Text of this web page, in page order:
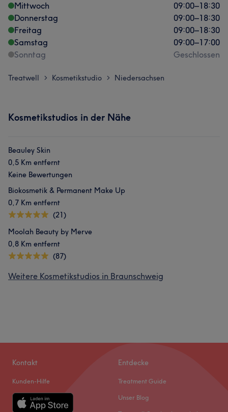
Mittwoch
09:00–18:30
Donnerstag
09:00–18:30
Freitag
09:00–18:30
Samstag
09:00–17:00
Sonntag
Geschlossen
Treatwell > Kosmetikstudio > Niedersachsen
Kosmetikstudios in der Nähe
Beauley Skin
0,5 Km entfernt
Keine Bewertungen
Biokosmetik & Permanent Make Up
0,7 Km entfernt
(21)
Moolah Beauty by Merve
0,8 Km entfernt
(87)
Weitere Kosmetikstudios in Braunschweig
Kontakt
Kunden-Hilfe
Entdecke
Treatment Guide
Unser Blog